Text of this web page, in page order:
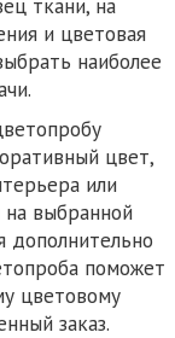
и цветовая
наиболее
цвет,
или
выбранной
дополнительно
поможет
цветовому
заказ.